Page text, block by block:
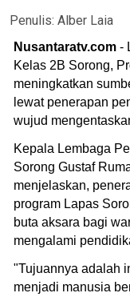
Penulis: Alber Laia
Nusantaratv.com -
Kelas 2B Sorong,
meningkatkan
lewat penerapan
wujud
Kepala Lembaga
Sorong Gustaf
menjelaskan,
program Lapas
buta aksara bagi
mengalami
"Tujuannya adalah
menjadi manusia